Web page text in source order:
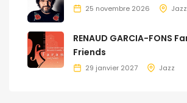
25 novembre 2026 Jazz
RENAUD GARCIA-FONS
Friends
29 janvier 2027 Jazz